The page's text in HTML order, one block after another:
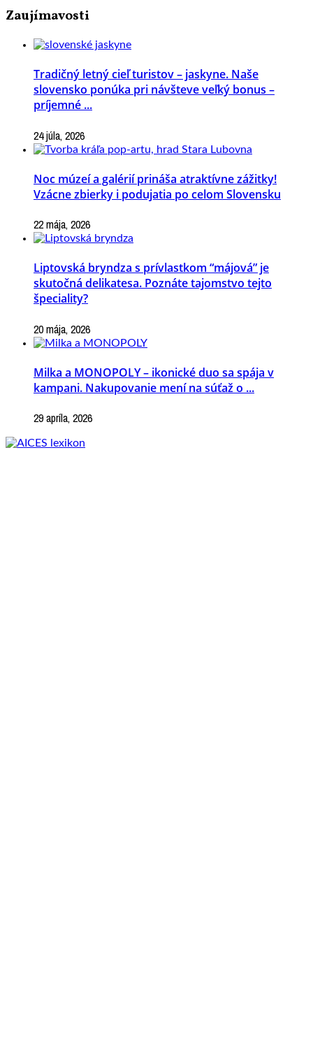
Zaujímavosti
Tradičný letný cieľ turistov – jaskyne. Naše
slovensko ponúka pri návšteve veľký bonus –
príjemné ...
24 júla, 2026
Noc múzeí a galérií prináša atraktívne zážitky!
Vzácne zbierky i podujatia po celom Slovensku
22 mája, 2026
Liptovská bryndza s prívlastkom “májová” je
skutočná delikatesa. Poznáte tajomstvo tejto
špeciality?
20 mája, 2026
Milka a MONOPOLY – ikonické duo sa spája v
kampani. Nakupovanie mení na súťaž o ...
29 apríla, 2026